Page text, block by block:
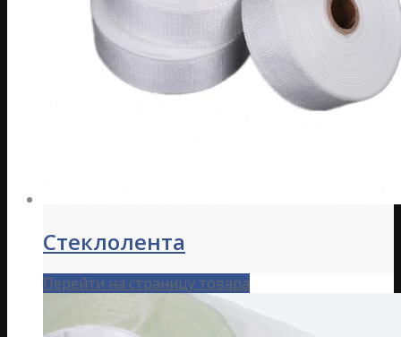
Стеклолента
Перейти на страницу товара